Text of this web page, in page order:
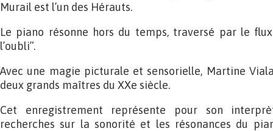
Murail est l’un des Hérauts.
Le piano résonne hors du temps, traversé par le
l’oubli”.
Avec une magie picturale et sensorielle, Martine
deux grands maîtres du XXe siècle.
Cet enregistrement représente pour son
recherches sur la sonorité et les résonances du